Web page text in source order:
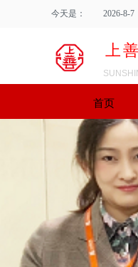
今天是： 2026-8-7
上
首页